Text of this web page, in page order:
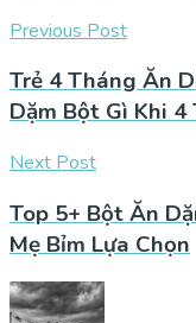
Previous Post
Trẻ 4 Tháng Ăn
Dặm Bột Gì Khi 4
Next Post
Top 5+ Bột Ăn
Mẹ Bỉm Lựa Chọn